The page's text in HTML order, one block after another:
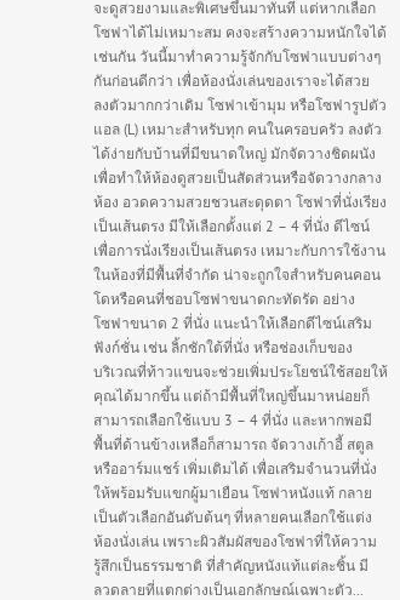
จะดูสวยงามและพิเศษขึ้นมาทันที แต่หากเลือก
โซฟาได้ไม่เหมาะสม คงจะสร้างความหนักใจได้
เช่นกัน วันนี้มาทำความรู้จักกับโซฟาแบบต่างๆ
กันก่อนดีกว่า เพื่อห้องนั่งเล่นของเราจะได้สวย
ลงตัวมากกว่าเดิม โซฟาเข้ามุม หรือโซฟารูปตัว
แอล (L) เหมาะสำหรับทุก คนในครอบครัว ลงตัว
ได้ง่ายกับบ้านที่มีขนาดใหญ่ มักจัดวางชิดผนัง
เพื่อทำให้ห้องดูสวยเป็นสัดส่วนหรือจัดวางกลาง
ห้อง อวดความสวยชวนสะดุดตา โซฟาที่นั่งเรียง
เป็นเส้นตรง มีให้เลือกตั้งแต่ 2 – 4 ที่นั่ง ดีไซน์
เพื่อการนั่งเรียงเป็นเส้นตรง เหมาะกับการใช้งาน
ในห้องที่มีพื้นที่จำกัด น่าจะถูกใจสำหรับคนคอน
โดหรือคนที่ชอบโซฟาขนาดกะทัดรัด อย่าง
โซฟาขนาด 2 ที่นั่ง แนะนำให้เลือกดีไซน์เสริม
ฟังก์ชั่น เช่น ลิ้กชักใต้ที่นั่ง หรือช่องเก็บของ
บริเวณที่ท้าวแขนจะช่วยเพิ่มประโยชน์ใช้สอยให้
คุณได้มากขึ้น แต่ถ้ามีพื้นที่ใหญ่ขึ้นมาหน่อยก็
สามารถเลือกใช้แบบ 3 – 4 ที่นั่ง และหากพอมี
พื้นที่ด้านข้างเหลือก็สามารถ จัดวางเก้าอี้ สตูล
หรืออาร์มแชร์ เพิ่มเติมได้ เพื่อเสริมจำนวนที่นั่ง
ให้พร้อมรับแขกผู้มาเยือน โซฟาหนังแท้ กลาย
เป็นตัวเลือกอันดับต้นๆ ที่หลายคนเลือกใช้แต่ง
ห้องนั่งเล่น เพราะผิวสัมผัสของโซฟาที่ให้ความ
รู้สึกเป็นธรรมชาติ ที่สำคัญหนังแท้แต่ละชิ้น มี
ลวดลายที่แตกต่างเป็นเอกลักษณ์เฉพาะตัว...